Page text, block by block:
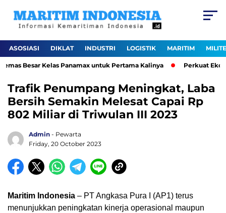
ASOSIASI DIKLAT INDUSTRI LOGISTIK MARITIM
Besar Kelas Panamax untuk Pertama Kalinya Perkuat
Trafik Penumpang Meningkat, Laba
Bersih Semakin Melesat Capai Rp
802 Miliar di Triwulan III 2023
Admin - Pewarta
Friday, 20 October 2023
Maritim Indonesia – PT Angkasa Pura I (AP1) terus
menunjukkan peningkatan kinerja operasional maupun